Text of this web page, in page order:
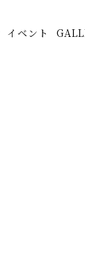
イベント